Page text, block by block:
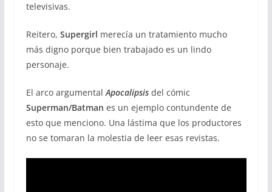
televisivas.
Reitero, Supergirl merecía un tratamiento mucho
más digno porque bien trabajado es un lindo
personaje.
El arco argumental Apocalipsis del cómic
Superman/Batman es un ejemplo contundente de
esto que menciono. Una lástima que los productores
no se tomaran la molestia de leer esas revistas.